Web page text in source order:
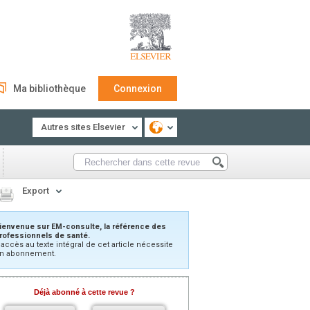
Ma bibliothèque Connexion
Autres sites Elsevier
Export
sur EM-consulte, la référence des
de santé.
au texte intégral de cet article nécessite
abonnement.
Déjà abonné à cette revue ?